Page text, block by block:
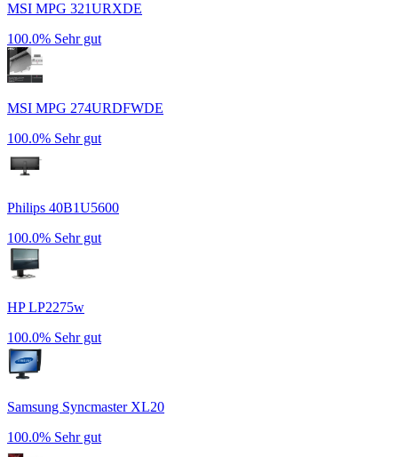
MSI MPG 321URXDE
100.0% Sehr gut
MSI MPG 274URDFWDE
100.0% Sehr gut
Philips 40B1U5600
100.0% Sehr gut
HP LP2275w
100.0% Sehr gut
Samsung Syncmaster XL20
100.0% Sehr gut